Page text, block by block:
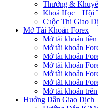
Thưởng &
Khoá Học – Hội
Cuộc Thi Giao
Mở Tài Khoản Forex
Mở tài khoản
Mở tài khoản
Mở tài khoản
Mở tài khoản
Mở tài khoản
Mở tài khoản
Mở tài khoản
Hướng Dẫn Giao Dịch